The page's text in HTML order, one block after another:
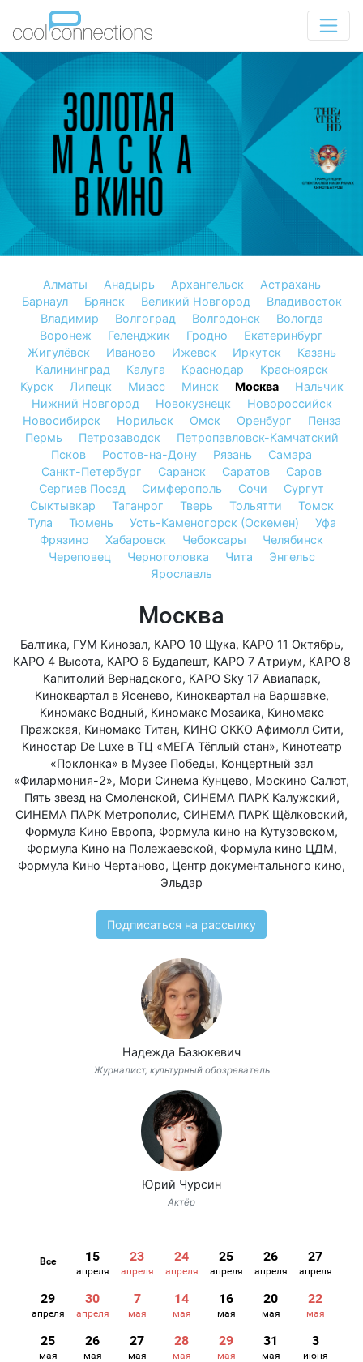
Алматы Анадырь Архангельск
Астрахань
Барнаул
Брянск Великий Новгород
Владивосток
Владимир
Волгоград Волгодонск
Вологда
Воронеж
Геленджик Гродно
Екатеринбург
Жигулёвск
Иваново Ижевск Иркутск
Казань
Калининград
Калуга Краснодар
Красноярск
Курск
Липецк Миасс Минск Москва
Нальчик
Нижний Новгород
Новокузнецк
Новороссийск
Новосибирск
Норильск Омск Оренбург
Пенза
Пермь
Петрозаводск
Петропавловск-Камчатский
Псков
Ростов-на-Дону Рязань
Самара
Санкт-Петербург
Саранск Саратов
Саров
Сергиев Посад
Симферополь Сочи
Сургут
Сыктывкар
Таганрог Тверь Тольятти
Томск
Тула
Тюмень Усть-Каменогорск (Оскемен)
Уфа
Фрязино
Хабаровск Чебоксары
Челябинск
Череповец
Черноголовка Чита
Энгельс
Ярославль
Москва
Балтика, ГУМ Кинозал, КАРО 10 Щука, КАРО 11 Октябрь,
КАРО 4 Высота, КАРО 6 Будапешт, КАРО 7 Атриум, КАРО 8
Капитолий Вернадского, КАРО Sky 17 Авиапарк,
Киноквартал в Ясенево, Киноквартал на Варшавке,
Киномакс Водный, Киномакс Мозаика, Киномакс
Пражская, Киномакс Титан, КИНО ОККО Афимолл Сити,
Киностар De Luxe в ТЦ «МЕГА Тёплый стан», Кинотеатр
«Поклонка» в Музее Победы, Концертный зал
«Филармония-2», Мори Синема Кунцево, Москино Салют,
Пять звезд на Смоленской, СИНЕМА ПАРК Калужский,
СИНЕМА ПАРК Метрополис, СИНЕМА ПАРК Щёлковский,
Формула Кино Европа, Формула кино на Кутузовском,
Формула Кино на Полежаевской, Формула кино ЦДМ,
Формула Кино Чертаново, Центр документального кино,
Эльдар
Подписаться на рассылку
Надежда Базюкевич
Журналист, культурный обозреватель
Юрий Чурсин
Актёр
Все 15
апреля
23
апреля
24
апреля
25
апреля
26
апреля
27
апреля
29
апреля
30
апреля
7
мая
14
мая
16
мая
20
мая
22
мая
25
мая
26
мая
27
мая
28
мая
29
мая
31
мая
3
июня